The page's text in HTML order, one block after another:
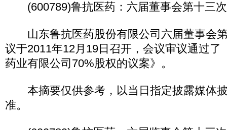
(600789)鲁抗医药：六届董事会第十三次
山东鲁抗医药股份有限公司六届董事会
议于2011年12月19日召开，会议审议通过了
药业有限公司70%股权的议案》。
本摘要仅供参考，以当日指定披露媒体
准。